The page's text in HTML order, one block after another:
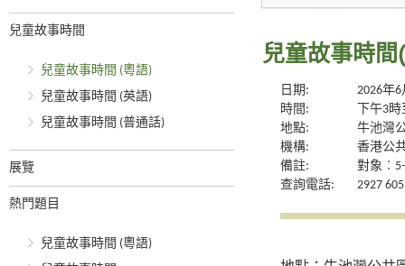
兒童故事時間
兒童故事時間 (粵語)
兒童故事時間 (英語)
兒童故事時間 (普通話)
展覽
熱門題目
兒童故事時間 (粵語)
兒童故事時間
日期:
2026年
時間:
下午3
地點:
牛池灣
機構:
香港公
備註:
對象
查詢電話:
2927